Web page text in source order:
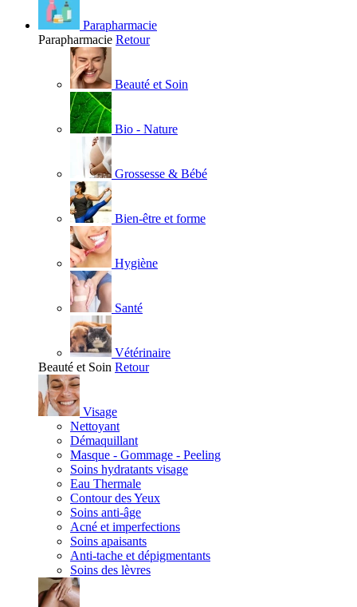
Parapharmacie
Parapharmacie Retour
Beauté et Soin
Bio - Nature
Grossesse & Bébé
Bien-être et forme
Hygiène
Santé
Vétérinaire
Beauté et Soin Retour
Visage
Nettoyant
Démaquillant
Masque - Gommage - Peeling
Soins hydratants visage
Eau Thermale
Contour des Yeux
Soins anti-âge
Acné et imperfections
Soins apaisants
Anti-tache et dépigmentants
Soins des lèvres